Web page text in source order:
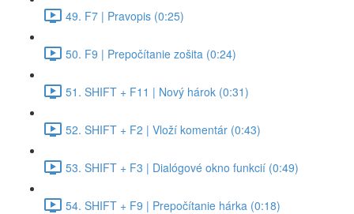
49. F7 | Pravopis (0:25)
50. F9 | Prepočítanie zošita (0:24)
51. SHIFT + F11 | Nový hárok (0:31)
52. SHIFT + F2 | Vloží komentár (0:43)
53. SHIFT + F3 | Dialógové okno funkcií (0:49)
54. SHIFT + F9 | Prepočítanie hárka (0:18)